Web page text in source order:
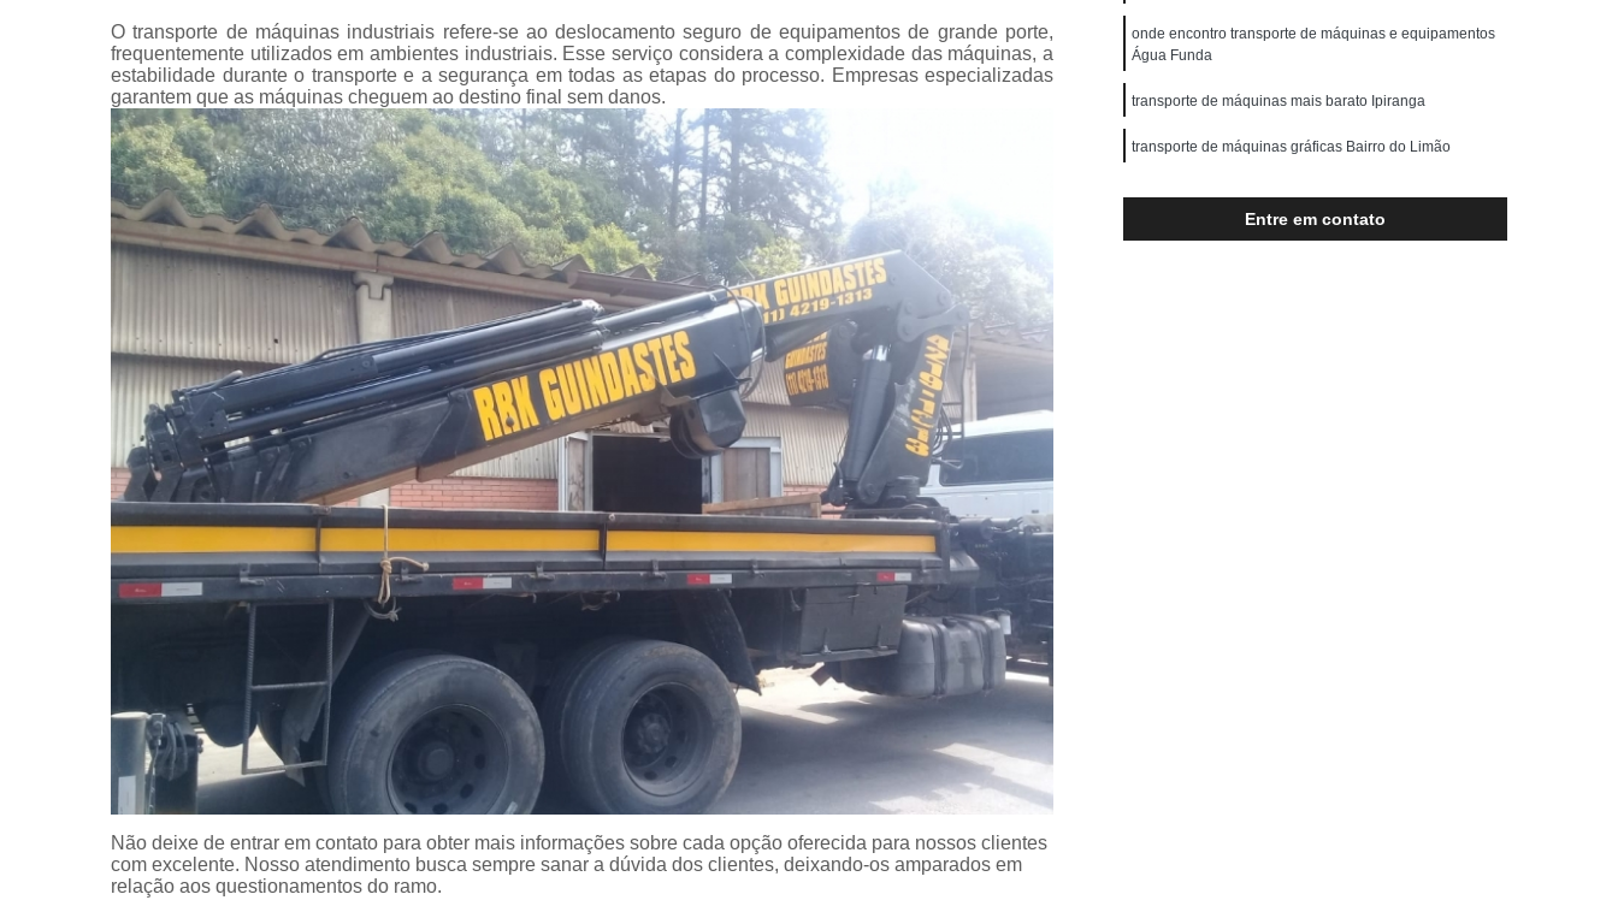
Transporte de Máquinas Pesadas
Transporte de Máquinas Pesadas Construção Civil
Transporte para Máquinas
Transporte para Máquinas Gráficas
O transporte de máquinas industriais refere-se ao deslocamento seguro de equipamentos de grande porte,
frequentemente utilizados em ambientes industriais. Esse serviço considera a complexidade das máquinas, a
estabilidade durante o transporte e a segurança em todas as etapas do processo. Empresas especializadas
garantem que as máquinas cheguem ao destino final sem danos.
Não deixe de entrar em contato para obter mais informações sobre cada opção oferecida para nossos clientes
com excelente. Nosso atendimento busca sempre sanar a dúvida dos clientes, deixando-os amparados em
relação aos questionamentos do ramo.
onde encontro transporte de máquinas e equipamentos
Água Funda
transporte de máquinas mais barato Ipiranga
transporte de máquinas gráficas Bairro do Limão
Entre em contato